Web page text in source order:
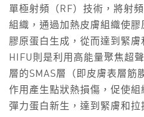
單極射頻（RF）技術，將射
組織，通過加熱皮膚組織使
膠原蛋白生成，從而達到緊膚
HIFU則是利用高能量聚焦超
層的SMAS層（即皮膚表層筋
作用產生點狀熱損傷，促使
彈力蛋白新生，達到緊膚和拉